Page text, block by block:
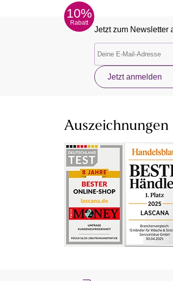
10%
Rabatt
Jetzt zum Newsletter
Jetzt anmelden
Auszeichnungen